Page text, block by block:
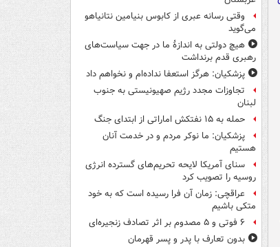
وقتی رسانه عبری از کابوس بنیامین نتانیاهو
می‌گوید
هیچ دولتی به اندازۀ ما در جهت سیاست‌های
رهبری قدم برنداشت
پزشکیان: هرگز استعفا نداده‌ام و نخواهم داد
تجاوزات مجدد رژیم صهیونیستی به جنوب
لبنان
حمله به ۱۵ نفتکش‌ اماراتی از ابتدای جنگ
پزشکیان: ما نوکر مردم و در خدمت آنان
هستیم
سنای آمریکا لایحه تحریم‌های گسترده انرژی
روسیه را تصویب کرد
عراقچی: زمان آن فرا رسیده است که به خود
متکی باشیم
۶ فوتی و ۵ مصدوم بر اثر تصادف زنجیره‌ای
بدون تعارف با پدر و پسر قهرمان